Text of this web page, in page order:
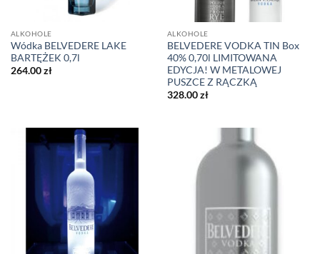
ALKOHOLE
Wódka BELVEDERE LAKE
BARTĘŻEK 0,7l
264.00zł
ALKOHOLE
BELVEDERE VODKA TIN Box
40% 0,70l LIMITOWANA
EDYCJA! W METALOWEJ
PUSZCE Z RĄCZKĄ
328.00zł